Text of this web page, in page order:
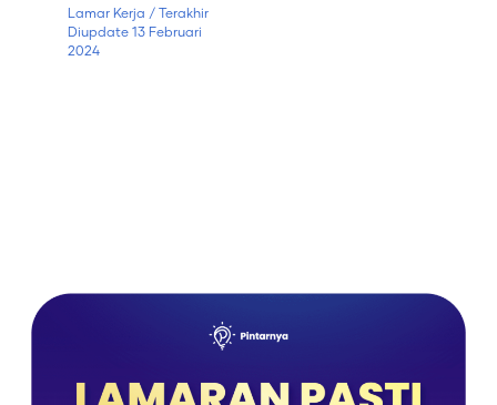
Lamar Kerja / Terakhir
Diupdate 13 Februari
2024